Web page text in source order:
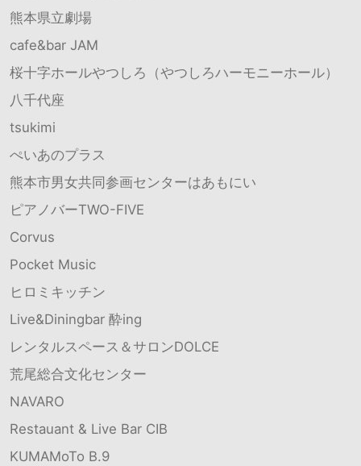
熊本県立劇場
cafe&bar JAM
桜十字ホールやつしろ（やつしろハーモニーホール）
八千代座
tsukimi
ぺいあのプラス
熊本市男女共同参画センターはあもにい
ピアノバーTWO-FIVE
Corvus
Pocket Music
ヒロミキッチン
Live&Diningbar 酔ing
レンタルスペース＆サロンDOLCE
荒尾総合文化センター
NAVARO
Restauant & Live Bar CIB
KUMAMoTo B.9